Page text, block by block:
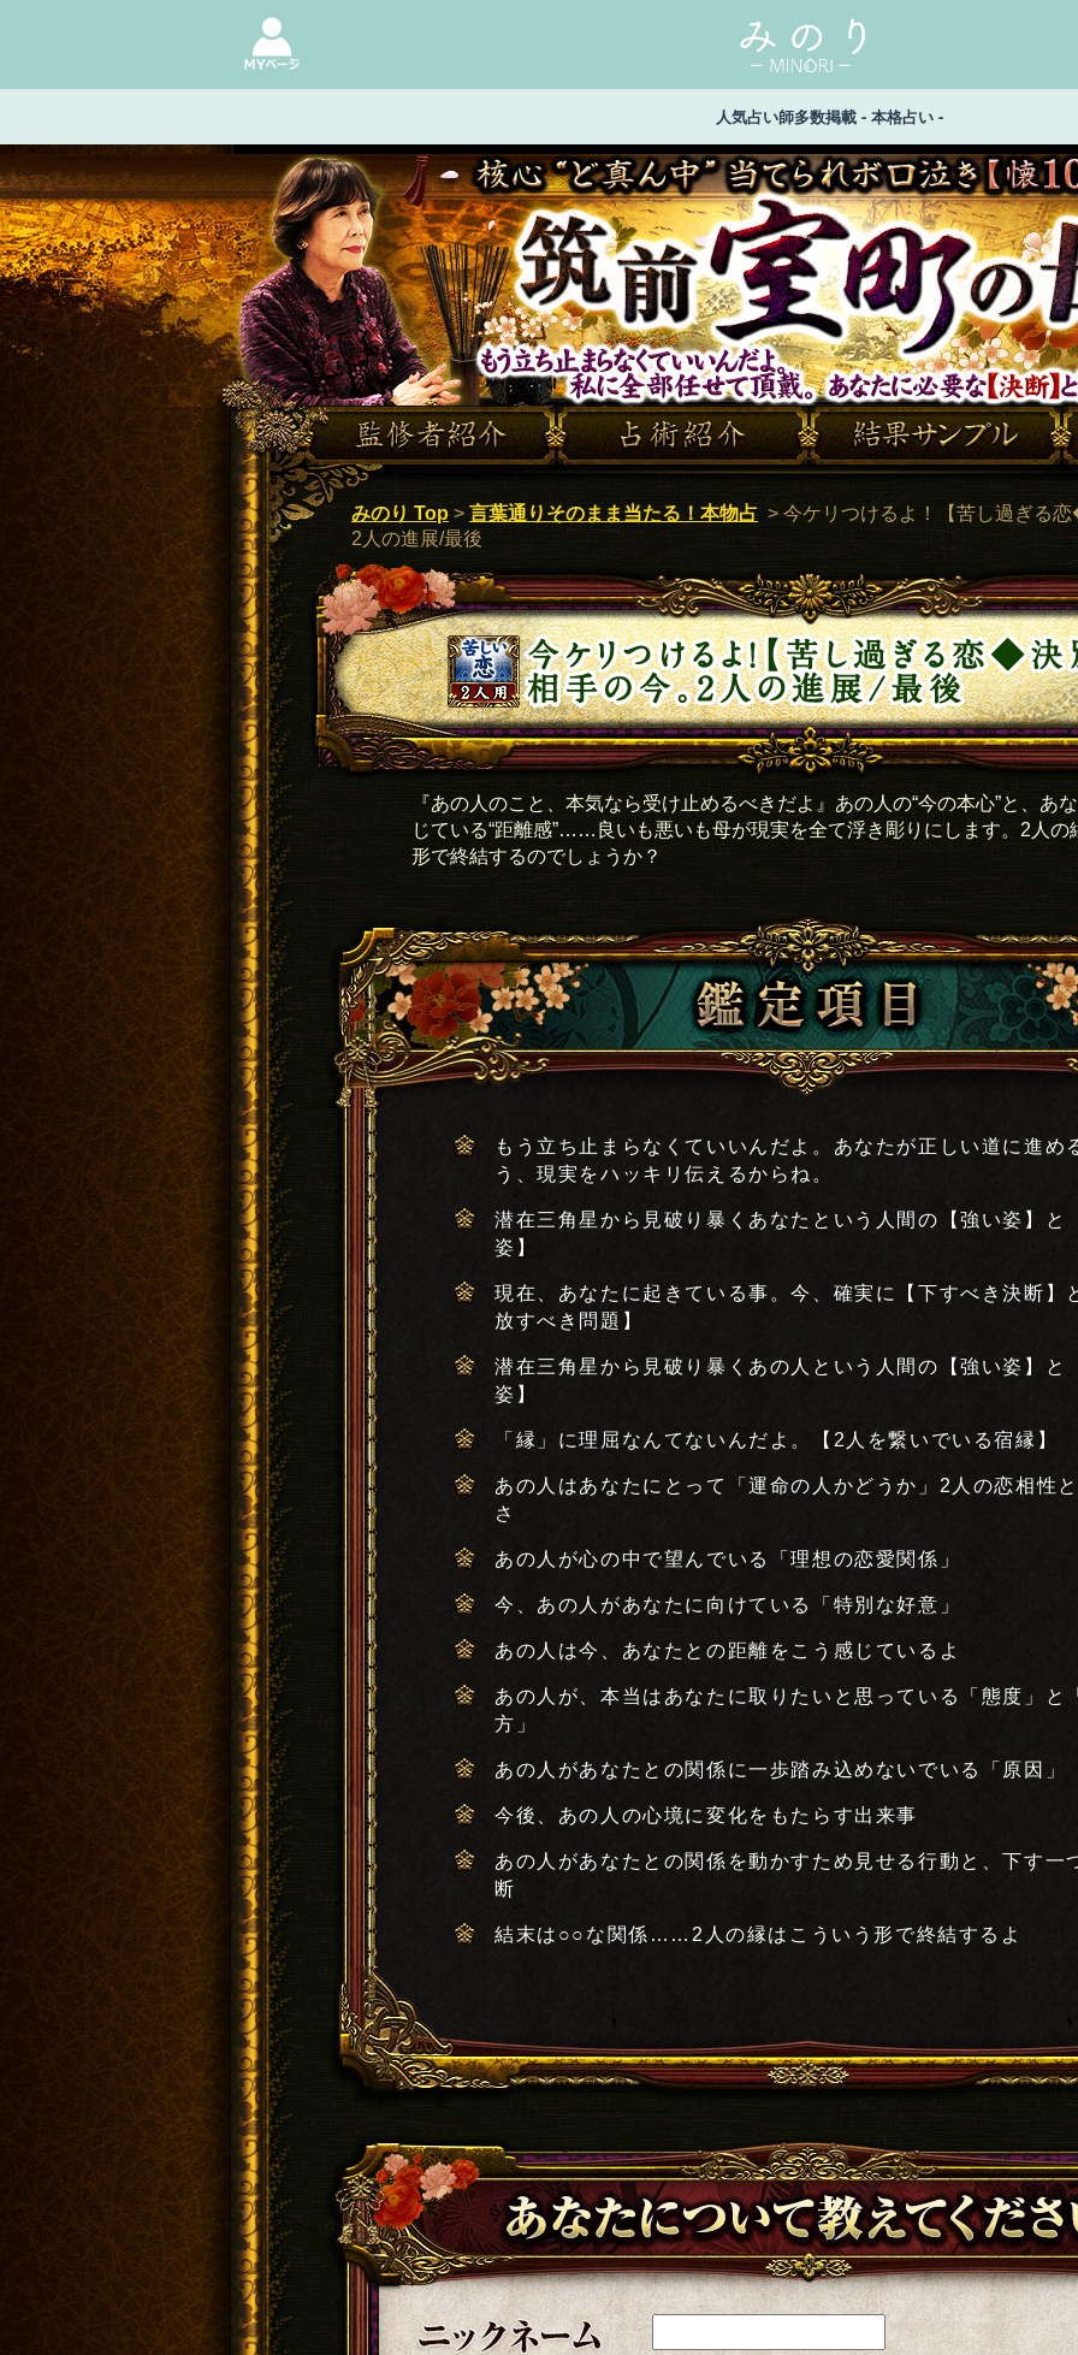
人気占い師多数掲載 - 本格占い -
核心“ど真ん中”当てられボロ泣き【懐100％密着占】筑前室町の母 笈木敬照 もう立ち止まら
戴。あなたに必要な【決断】と【答え】をハッキリさせるよ！
みのり Top > 言葉通りそのまま当たる！本物占 > 今ケリつけるよ！【苦し過ぎる
2人の進展/最後
『あの人のこと、本気なら受け止めるべきだよ』あの人の“今の本心”と、あ
じている“距離感”……良いも悪いも母が現実を全て浮き彫りにします。2人の
形で終結するのでしょうか？
鑑定項目
もう立ち止まらなくていいんだよ。あなたが正しい道に進め
う、現実をハッキリ伝えるからね。
潜在三角星から見破り暴くあなたという人間の【強い姿】と
姿】
現在、あなたに起きている事。今、確実に【下すべき決断】
放すべき問題】
潜在三角星から見破り暴くあの人という人間の【強い姿】と
姿】
「縁」に理屈なんてないんだよ。【2人を繋いでいる宿縁】
あの人はあなたにとって「運命の人かどうか」2人の恋相性
さ
あの人が心の中で望んでいる「理想の恋愛関係」
今、あの人があなたに向けている「特別な好意」
あの人は今、あなたとの距離をこう感じているよ
あの人が、本当はあなたに取りたいと思っている「態度」と
方」
あの人があなたとの関係に一歩踏み込めないでいる「原因」
今後、あの人の心境に変化をもたらす出来事
あの人があなたとの関係を動かすため見せる行動と、下す一
断
結末は○○な関係……2人の縁はこういう形で終結するよ
あなたについて教えてください
ニックネーム